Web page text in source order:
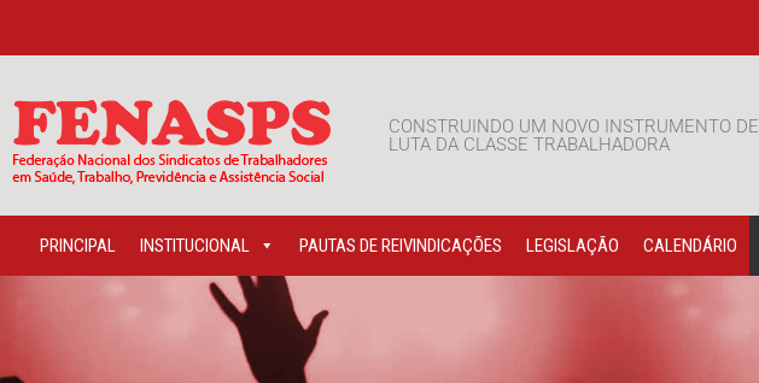
CONSTRUINDO UM NOVO INSTRUMENTO DE
LUTA DA CLASSE TRABALHADORA
PRINCIPAL INSTITUCIONAL PAUTAS DE REIVINDICAÇÕES LEGISLAÇÃO CALENDÁRIO